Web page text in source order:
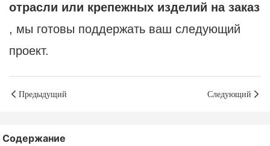
отрасли или крепежных изделий на заказ
, мы готовы поддержать ваш следующий
проект.
Предыдущий Следующий
Содержание